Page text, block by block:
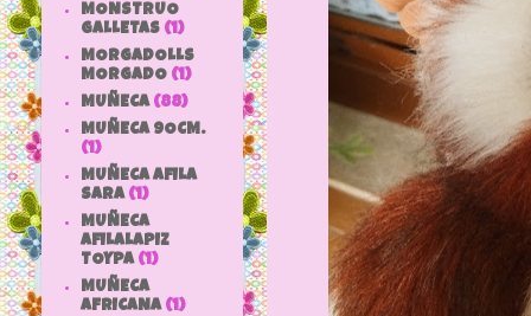
MONSTRUO
GALLETAS (1)
MORGADOLLS
MORGADO (1)
MUÑECA (88)
MUÑECA 9OCM.
(1)
MUÑECA AFILA
SARA (1)
MUÑECA
AFILALAPIZ
TOYPA (1)
MUÑECA
AFRICANA (1)